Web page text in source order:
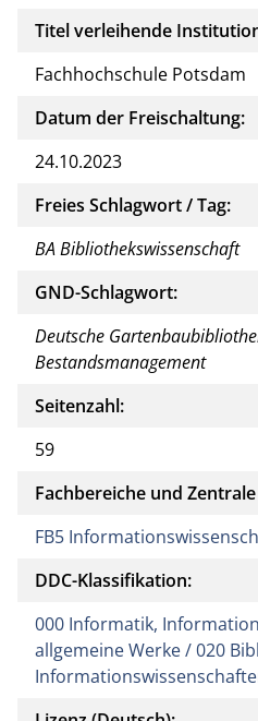
Titel verleihende
Fachhochschule Potsdam
Datum der Freischaltung:
24.10.2023
Freies Schlagwort / Tag:
BA Bibliothekswissenschaft
GND-Schlagwort:
Deutsche
Bestandsmanagement
Seitenzahl:
59
Fachbereiche und
FB5
DDC-Klassifikation:
000 Informatik,
allgemeine Werke / 020